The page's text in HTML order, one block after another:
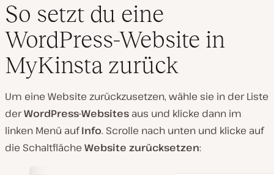
So setzt du eine
WordPress-Website in
MyKinsta zurück
Um eine Website zurückzusetzen, wähle sie in der Liste
derWordPress-Websites aus und klicke dann im
linken Menü aufInfo. Scrolle nach unten und klicke auf
die Schaltfläche Website zurücksetzen: